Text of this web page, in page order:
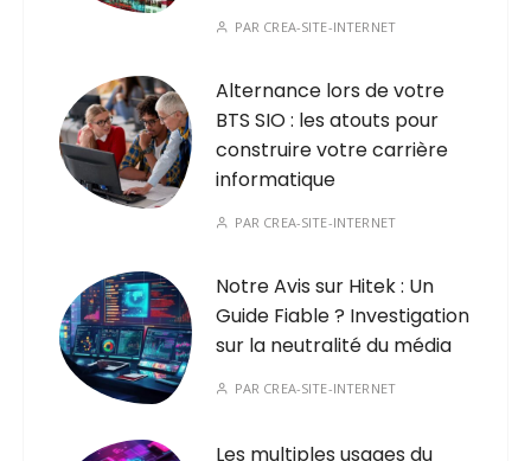
PAR CREA-SITE-INTERNET
Alternance lors de votre
BTS SIO : les atouts pour
construire votre carrière
informatique
PAR CREA-SITE-INTERNET
Notre Avis sur Hitek : Un
Guide Fiable ? Investigation
sur la neutralité du média
PAR CREA-SITE-INTERNET
Les multiples usages du